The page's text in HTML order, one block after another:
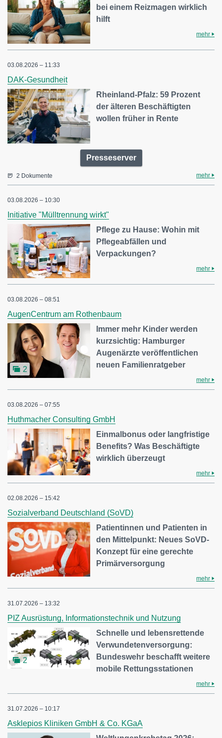
bei einem Reizmagen wirklich
hilft
mehr
03.08.2026 – 11:33
DAK-Gesundheit
Rheinland-Pfalz: 59 Prozent
der älteren Beschäftigten
wollen früher in Rente
Presseserver
2 Dokumente mehr
03.08.2026 – 10:30
Initiative "Mülltrennung wirkt"
Pflege zu Hause: Wohin mit
Pflegeabfällen und
Verpackungen?
mehr
03.08.2026 – 08:51
AugenCentrum am Rothenbaum
2
Immer mehr Kinder werden
kurzsichtig: Hamburger
Augenärzte veröffentlichen
neuen Familienratgeber
mehr
03.08.2026 – 07:55
Huthmacher Consulting GmbH
Einmalbonus oder langfristige
Benefits? Was Beschäftigte
wirklich überzeugt
mehr
02.08.2026 – 15:42
Sozialverband Deutschland (SoVD)
Patientinnen und Patienten in
den Mittelpunkt: Neues SoVD-
Konzept für eine gerechte
Primärversorgung
mehr
31.07.2026 – 13:32
PIZ Ausrüstung, Informationstechnik und Nutzung
2
Schnelle und lebensrettende
Verwundetenversorgung:
Bundeswehr beschafft weitere
mobile Rettungsstationen
mehr
31.07.2026 – 10:17
Asklepios Kliniken GmbH & Co. KGaA